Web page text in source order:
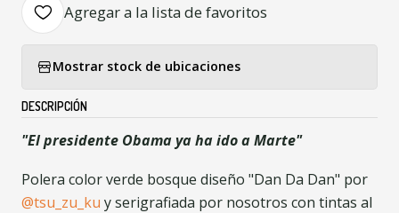
Agregar a la lista de favoritos
Mostrar stock de ubicaciones
DESCRIPCIÓN
"El presidente Obama ya ha ido a Marte"
Polera color verde bosque diseño "Dan Da Dan" por
@tsu_zu_ku y serigrafiada por nosotros con tintas al